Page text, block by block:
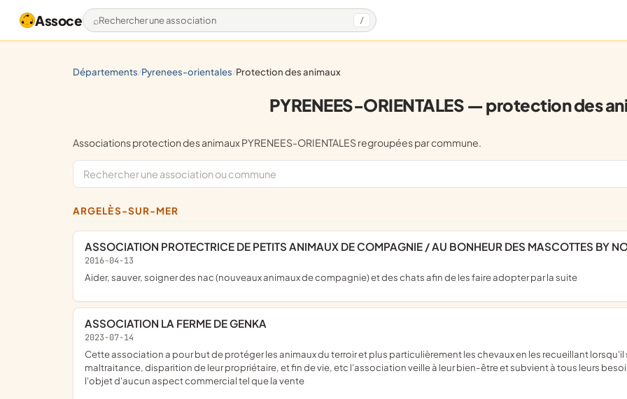
Assoce Rechercher une association /
départements/ pyrenees-orientales/ protection des animaux
PYRENEES-ORIENTALES — protection des
Associations protection des animaux PYRENEES-ORIENTALES regroupées par commune.
ARGELÈS-SUR-MER
ASSOCIATION PROTECTRICE DE PETITS ANIMAUX DE COMPAGNIE / AU BONHEUR DES MASCOTTES BY
2016-04-13
aider, sauver, soigner des nac (nouveaux animaux de compagnie) et des chats afin de les faire adopter par la suite
ASSOCIATION LA FERME DE GENKA
2023-07-14
cette association a pour but de protéger les animaux du terroir et plus particulièrement les chevaux en les recueillant lorsqu'il se trouvent en détresse pour cause d'abandon,
maltraitance, disparition de leur propriétaire, et fin de vie, etc l'association veille à leur bien-être et subvient à tous leurs
l'objet d'aucun aspect commercial tel que la vente